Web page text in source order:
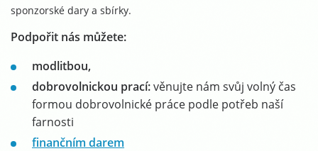
sponzorské dary a sbírky.
Podpořit nás můžete:
modlitbou,
dobrovolnickou prací:věnujte nám svůj volný čas
formou dobrovolnické práce podle potřeb naší
farnosti
finančním darem